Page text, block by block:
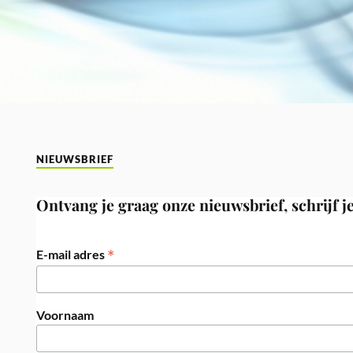
NIEUWSBRIEF
Ontvang je graag onze nieuwsbrief, schrijf
E-mail adres *
Voornaam